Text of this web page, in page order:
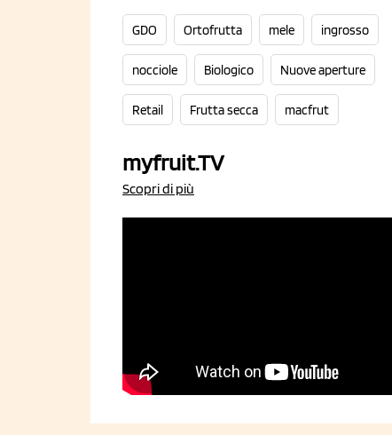
GDO Ortofrutta mele ingrosso
nocciole Biologico Nuove aperture
Retail Frutta secca macfrut
myfruit.TV
Scopri di più